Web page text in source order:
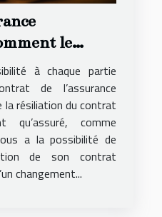
le
à chaque partie
de l’assurance
la résiliation du contrat
qu’assuré, comme
a la possibilité de
de son contrat
changement...